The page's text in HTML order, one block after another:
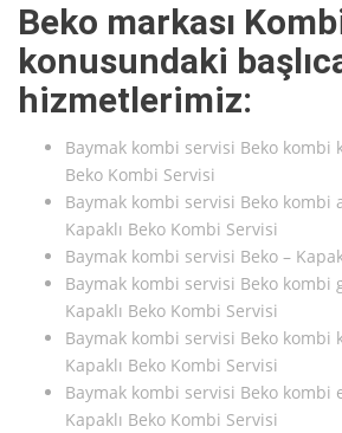
Beko markası
konusundaki
hizmetlerimiz:
Baymak kombi servisi Beko kombi
Beko Kombi Servisi
Baymak kombi servisi Beko kombi
Kapaklı Beko Kombi Servisi
Baymak kombi servisi Beko –
Baymak kombi servisi Beko kombi
Kapaklı Beko Kombi Servisi
Baymak kombi servisi Beko kombi
Kapaklı Beko Kombi Servisi
Baymak kombi servisi Beko kombi
Kapaklı Beko Kombi Servisi